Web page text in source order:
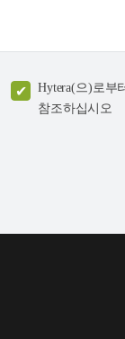
Hytera(으)로부
참조하십시오